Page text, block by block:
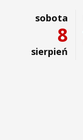
sobota
8
sierpień